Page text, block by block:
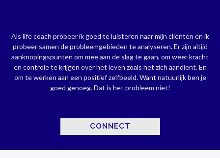
Als life coach probeer ik goed te luisteren naar mijn cliënten en ik
probeer samen de probleemgebieden te analyseren. Er zijn altijd
aanknopingspunten om mee aan de slag te gaan, om weer kracht
en controle te krijgen over het leven zoals het zich aandient. En
om te werken aan een positief zelfbeeld. Want natuurlijk ben je
goed genoeg. Dat is het probleem niet!
CONNECT